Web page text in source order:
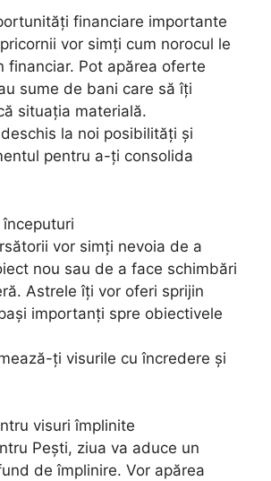
financiare importante
vor simți cum norocul le
financiar. Pot apărea oferte
sume de bani care să îți
situația materială.
la noi posibilități și
pentru a-ți consolida
vor simți nevoia de a
nou sau de a face schimbări
Astrele îți vor oferi sprijin
importanți spre obiectivele
ți visurile cu încredere și
visuri împlinite
Pești, ziua va aduce un
de împlinire. Vor apărea